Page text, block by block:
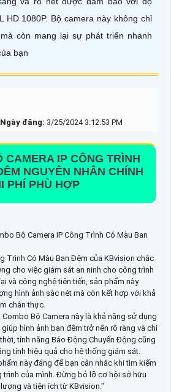
HD 1080P. Bộ camera này không chỉ
còn mang lại sự phát triển nhanh
bạn
Ngày đăng: 3/25/2024 3:12:53 PM
CAMERA IP CÔNG TRÌNH
NGUYÊN NHÂN CHÍNH
PHÍ PHÙ HỢP
Bộ Camera IP Công Trình Có Màu Ban
Trình Có Màu Ban Đêm của KBvision chắc
cho việc giám sát an ninh cho công trình
và công nghệ tiên tiến, sản phẩm này
hình ảnh sắc nét mà còn kết hợp với khả
chân thực.
Bộ Camera này là khả năng sử dụng
hình ảnh ban đêm trở nên rõ ràng và chi
tính năng Báo Động Chuyển Động cũng
tính hiệu quả cho hệ thống giám sát.
này đáng để bạn cân nhắc khi tìm kiếm
trình của mình. Đừng bỏ lỡ cơ hội sở hữu
và tiện ích từ KBvision."